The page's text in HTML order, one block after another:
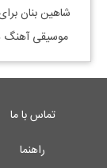
شاهین بنان
موسیقی آهنگ
تماس با ما
راهنما